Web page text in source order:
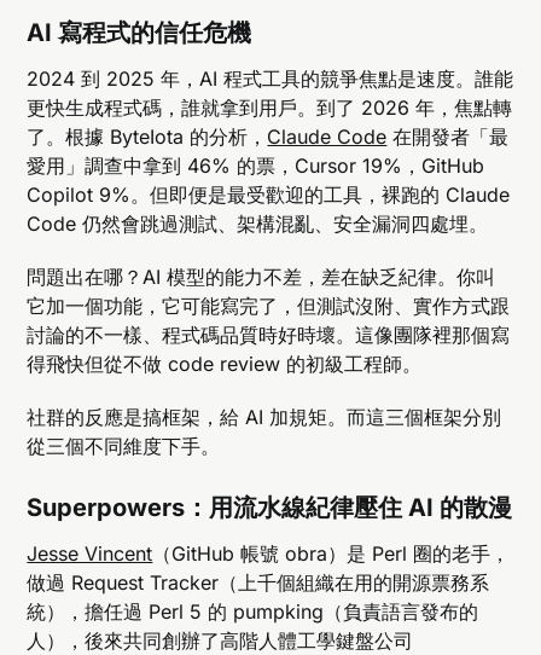
AI 寫程式的信任危機
2024 到 2025 年，AI 程式工具的競爭焦點是速度。誰能
更快生成程式碼，誰就拿到用戶。到了 2026 年，焦點轉
了。根據 ByteIota 的分析， Claude Code 在開發者「最
愛用」調查中拿到 46% 的票，Cursor 19%，GitHub
Copilot 9%。但即便是最受歡迎的工具，裸跑的 Claude
Code 仍然會跳過測試、架構混亂、安全漏洞四處埋。
問題出在哪？AI 模型的能力不差，差在缺乏紀律。你叫
它加一個功能，它可能寫完了，但測試沒附、實作方式跟
討論的不一樣、程式碼品質時好時壞。這像團隊裡那個寫
得飛快但從不做 code review 的初級工程師。
社群的反應是搞框架，給 AI 加規矩。而這三個框架分別
從三個不同維度下手。
Superpowers：用流水線紀律壓住 AI 的散漫
Jesse Vincent （GitHub 帳號 obra）是 Perl 圈的老手，
做過 Request Tracker（上千個組織在用的開源票務系
統），擔任過 Perl 5 的 pumpking（負責語言發布的
人），後來共同創辦了高階人體工學鍵盤公司